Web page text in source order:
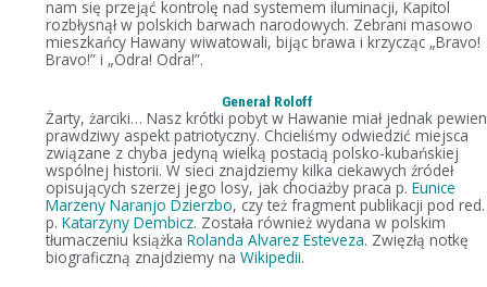
nam się przejąć kontrolę nad systemem iluminacji, Kapitol
rozbłysnął w polskich barwach narodowych. Zebrani masowo
mieszkańcy Hawany wiwatowali, bijąc brawa i krzycząc „Bravo!
Bravo!” i „Odra! Odra!”.
Generał Roloff
Żarty, żarciki… Nasz krótki pobyt w Hawanie miał jednak pewien
prawdziwy aspekt patriotyczny. Chcieliśmy odwiedzić miejsca
związane z chyba jedyną wielką postacią polsko-kubańskiej
wspólnej historii. W sieci znajdziemy kilka ciekawych źródeł
opisujących szerzej jego losy, jak chociażby praca p.Eunice
Marzeny Naranjo Dzierzbo, czy też fragment publikacji pod red.
p.Katarzyny Dembicz. Została również wydana w polskim
tłumaczeniu książkaRolanda Alvarez Esteveza. Zwięzłą notkę
biograficzną znajdziemy naWikipedii.